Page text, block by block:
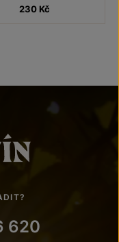
230 Kč
620